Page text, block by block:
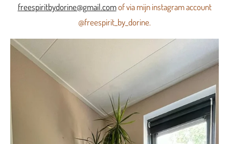
freespiritbydorine@gmail.comof via mijn instagram account
@freespirit_by_dorine.